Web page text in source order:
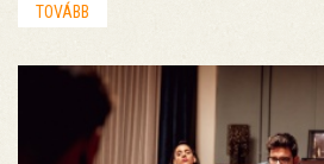
TOVÁBB